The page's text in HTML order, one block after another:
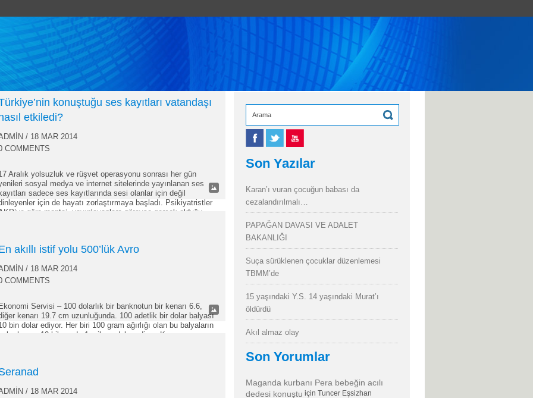
konuştuğu ses kayıtları vatandaşı
etkiledi?
/ 18 MAR 2014
COMMENTS
Aralık yolsuzluk ve rüşvet operasyonu sonrası her gün
sosyal medya ve internet sitelerinde yayınlanan ses
kayıtları sadece ses kayıtlarında sesi olanlar için değil
için de hayatı zorlaştırmaya başladı. Psikiyatristler
AKP’ye göre montaj, yayınlayanlara göreyse gerçek olduğu
akıllı istif yolu 500’lük Avro
/ 18 MAR 2014
COMMENTS
Ekonomi Servisi – 100 dolarlık bir banknotun bir kenarı 6.6,
kenarı 19.7 cm uzunluğunda. 100 adetlik bir dolar balyası
bin dolar ediyor. Her biri 100 gram ağırlığı olan bu balyaların
hesap 10 kilosu da 1 milyon dolar ediyor. Kısaca
/ 18 MAR 2014
Son Yazılar
Karan’ı vuran çocuğun babası da
cezalandırılmalı…
PAPAĞAN DAVASI VE ADALET
BAKANLIĞI
Suça sürüklenen çocuklar düzenlemesi
TBMM’de
15 yaşındaki Y.S. 14 yaşındaki Murat’ı
öldürdü
Akıl almaz olay
Son Yorumlar
Maganda kurbanı Pera bebeğin acılı
dedesi konuştu için Tuncer Eşsizhan